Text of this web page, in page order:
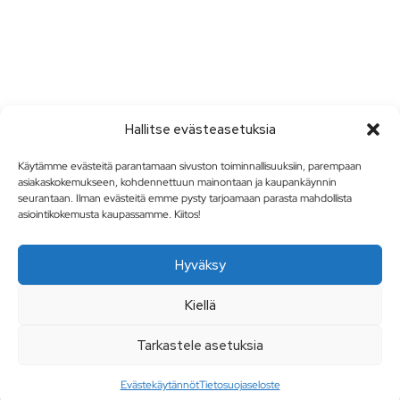
Hallitse evästeasetuksia
Käytämme evästeitä parantamaan sivuston toiminnallisuuksiin, parempaan
asiakaskokemukseen, kohdennettuun mainontaan ja kaupankäynnin
seurantaan. Ilman evästeitä emme pysty tarjoamaan parasta mahdollista
asiointikokemusta kaupassamme. Kiitos!
Hyväksy
Kiellä
Tarkastele asetuksia
EvästekäytännötTietosuojaseloste